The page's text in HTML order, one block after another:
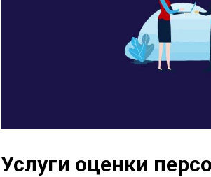
Услуги оценки